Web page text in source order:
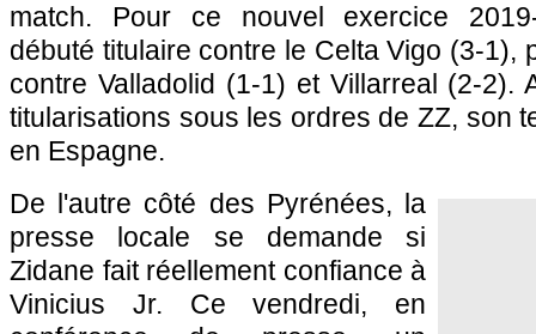
match. Pour ce nouvel exercice
débuté titulaire contre le Celta Vigo (3-1),
contre Valladolid (1-1) et Villarreal (2-2).
titularisations sous les ordres de ZZ, son
en Espagne.
De l'autre côté des Pyrénées, la
presse locale se demande si
Zidane fait réellement confiance à
Vinicius Jr. Ce vendredi, en